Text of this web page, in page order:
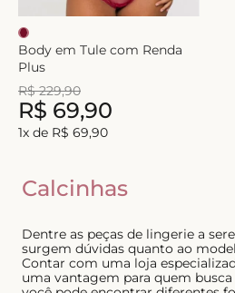
Body em Tule com Renda
Plus
R$ 229,90
R$ 69,90
1x de R$ 69,90
Calcinhas
Dentre as peças de lingerie a
surgem dúvidas quanto ao
Contar com uma loja
uma vantagem para quem busca